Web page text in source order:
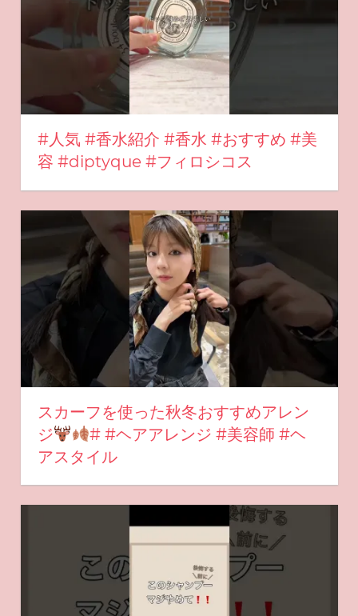
#人気 #香水紹介 #香水 #おすすめ #美
容 #diptyque #フィロシコス
スカーフを使った秋冬おすすめアレン
ジ
# #ヘアアレンジ #美容師 #ヘ
アスタイル